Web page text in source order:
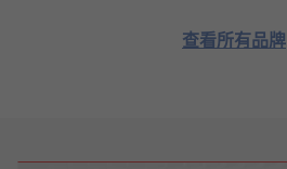
查看所有品牌